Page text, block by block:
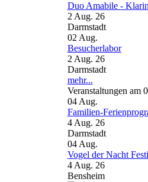
Duo Amabile -
2 Aug. 26
Darmstadt
02 Aug.
Besucherlabor
2 Aug. 26
Darmstadt
mehr...
Veranstaltungen am
04 Aug.
Familien-
4 Aug. 26
Darmstadt
04 Aug.
Vogel der Nacht
4 Aug. 26
Bensheim